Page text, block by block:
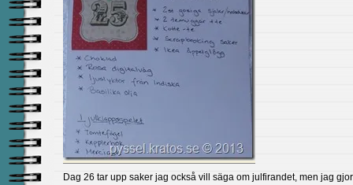
Dag 26 tar upp saker jag också vill säga om julfirandet, men jag